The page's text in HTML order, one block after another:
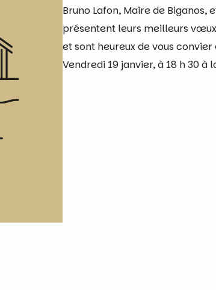
Bruno Lafon, Maire de Biganos,
présentent leurs meilleurs
et sont heureux de vous
Vendredi 19 janvier, à 18 h 30 à